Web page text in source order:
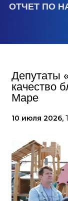
ОТЧЕТ ПО
Депутаты
качество
Маре
10 июля 2026,